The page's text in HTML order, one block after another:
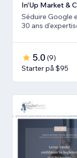
In'Up Market &
Séduire Google
30 ans
5.0 (9)
Starter på $95